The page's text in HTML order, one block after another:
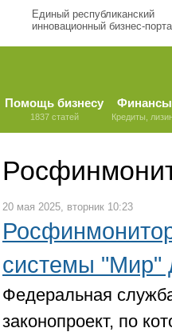
Единый республиканский
инновационный бизнес-
Помощь бизнесу
1837 статей
Финансы
Кредиты,
20 мая 2025, вторник 10:23
системы "Мир"
Федеральная
законопроект, по